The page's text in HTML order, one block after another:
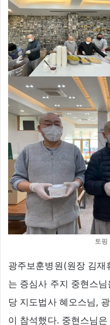
토
광주보훈병원(원장 김재
는 증심사 주지 중현스
당 지도법사 혜오스님,
이 참석했다. 중현스님